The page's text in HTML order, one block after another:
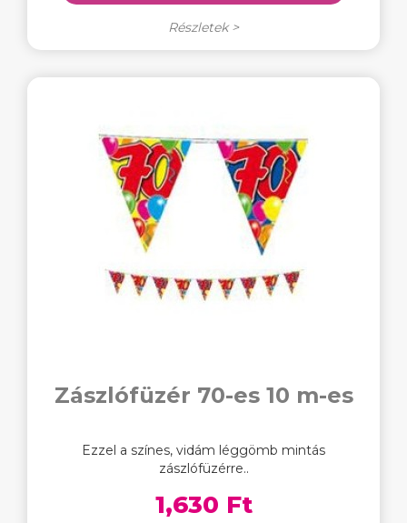
Részletek >
Zászlófüzér 70-es 10 m-es
Ezzel a színes, vidám léggömb mintás
zászlófüzérre..
1,630 Ft